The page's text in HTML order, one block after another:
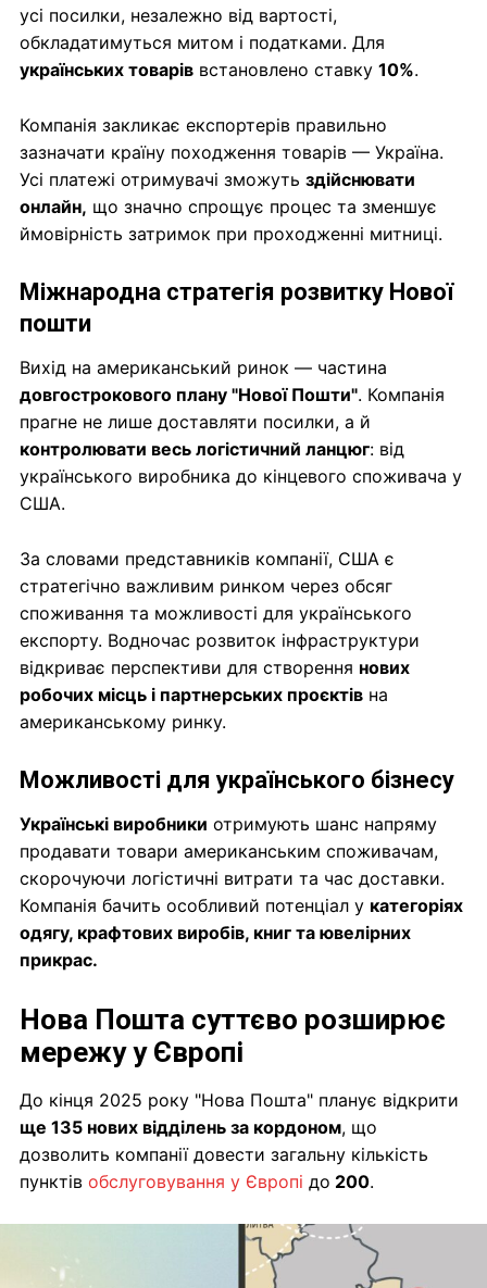
усі посилки, незалежно від вартості,
обкладатимуться митом і податками. Для
українських товарів встановлено ставку 10%.
Компанія закликає експортерів правильно
зазначати країну походження товарів — Україна.
Усі платежі отримувачі зможуть здійснювати
онлайн, що значно спрощує процес та зменшує
ймовірність затримок при проходженні митниці.
Міжнародна стратегія розвитку Нової
пошти
Вихід на американський ринок — частина
довгострокового плану "Нової Пошти". Компанія
прагне не лише доставляти посилки, а й
контролювати весь логістичний ланцюг: від
українського виробника до кінцевого споживача у
США.
За словами представників компанії, США є
стратегічно важливим ринком через обсяг
споживання та можливості для українського
експорту. Водночас розвиток інфраструктури
відкриває перспективи для створення нових
робочих місць і партнерських проєктів на
американському ринку.
Можливості для українського бізнесу
Українські виробники отримують шанс напряму
продавати товари американським споживачам,
скорочуючи логістичні витрати та час доставки.
Компанія бачить особливий потенціал у категоріях
одягу, крафтових виробів, книг та ювелірних
прикрас.
Нова Пошта суттєво розширює
мережу у Європі
До кінця 2025 року "Нова Пошта" планує відкрити
ще 135 нових відділень за кордоном, що
дозволить компанії довести загальну кількість
пунктів обслуговування у Європі до 200.